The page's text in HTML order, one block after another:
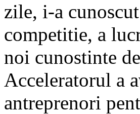
zile, i-a
competitie, a
noi cunostinte
Acceleratorul a
antreprenori